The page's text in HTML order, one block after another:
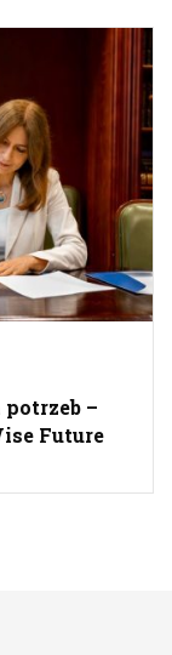
–
Future